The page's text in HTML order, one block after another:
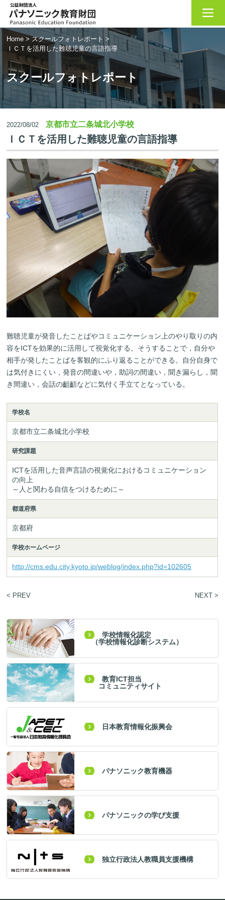
Home > スクールフォトレポート >
ＩＣＴを活用した難聴児童の言語指導
スクールフォトレポート
2022/08/02 京都市立二条城北小学校
ＩＣＴを活用した難聴児童の言語指導
難聴児童が発音したことばやコミュニケーション上のやり取りの内
容をICTを効果的に活用して視覚化する。そうすることで，自分や
相手が発したことばを客観的にふり返ることができる。自分自身で
は気付きにくい，発音の間違いや，助詞の間違い，聞き漏らし，聞
き間違い，会話の齟齬などに気付く手立てとなっている。
学校名
京都市立二条城北小学校
研究課題
ICTを活用した音声言語の視覚化におけるコミュニケーション
の向上
～人と関わる自信をつけるために～
都道府県
京都府
学校ホームページ
http://cms.edu.city.kyoto.jp/weblog/index.php?id=102605
< PREV NEXT >
学校情報化認定
（学校情報化診断システム）
教育ICT担当
コミュニティサイト
日本教育情報化振興会
パナソニック教育機器
パナソニックの学び支援
独立行政法人教職員支援機構